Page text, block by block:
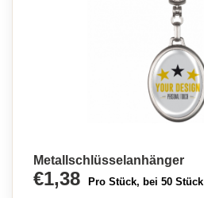
Metallschlüsselanhänger
€1,38 Pro Stück, bei 50 Stück